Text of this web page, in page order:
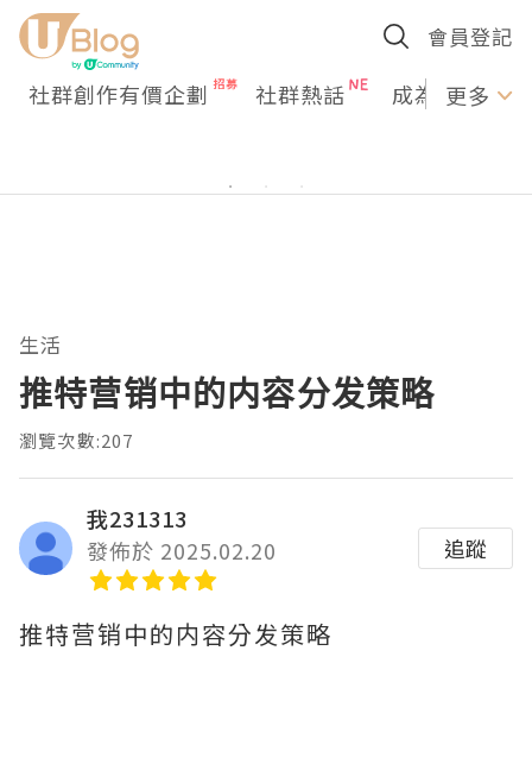
會員登記
社群創作有價企劃 社群熱話 成為U更多
生活
推特营销中的内容分发策略
瀏覽次數:207
我231313
發佈於 2025.02.20
追蹤
推特营销中的内容分发策略